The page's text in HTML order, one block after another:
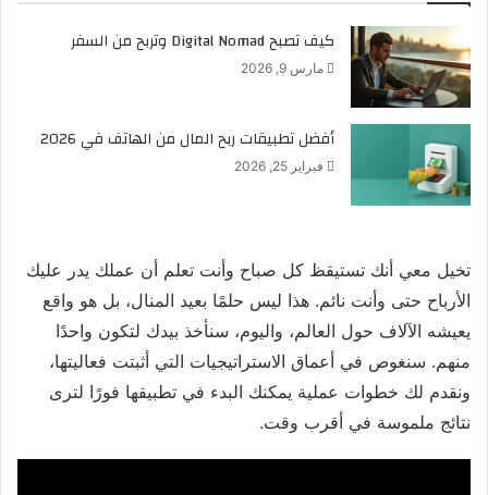
كيف تصبح Digital Nomad وتربح من السفر
مارس 9, 2026
أفضل تطبيقات ربح المال من الهاتف في 2026
فبراير 25, 2026
تخيل معي أنك تستيقظ كل صباح وأنت تعلم أن عملك يدر عليك
الأرباح حتى وأنت نائم. هذا ليس حلمًا بعيد المنال، بل هو واقع
يعيشه الآلاف حول العالم، واليوم، سنأخذ بيدك لتكون واحدًا
منهم. سنغوص في أعماق الاستراتيجيات التي أثبتت فعاليتها،
ونقدم لك خطوات عملية يمكنك البدء في تطبيقها فورًا لترى
نتائج ملموسة في أقرب وقت.